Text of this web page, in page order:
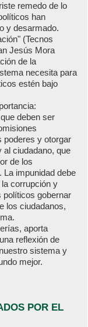
remedo de lo
han
y desarmado.
(Tecnos
Jesús Mora
de la
necesita para
estén bajo
deben ser
poderes y otorgar
al ciudadano, que
de los
La impunidad debe
corrupción y
políticos gobernar
los ciudadanos,
aporta
reflexión de
sistema y
mejor.
POR EL